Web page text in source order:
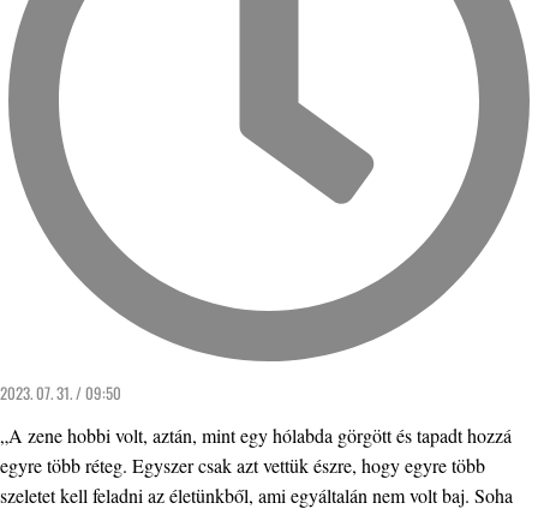
2023. 07. 31. / 09:50
„A zene hobbi volt, aztán, mint egy hólabda görgött és tapadt hozzá
egyre több réteg. Egyszer csak azt vettük észre, hogy egyre több
szeletet kell feladni az életünkből, ami egyáltalán nem volt baj. Soha